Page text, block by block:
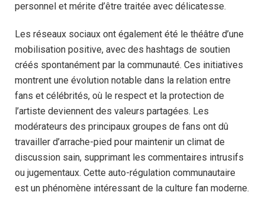
personnel et mérite d’être traitée avec délicatesse.
Les réseaux sociaux ont également été le théâtre d’une
mobilisation positive, avec des hashtags de soutien
créés spontanément par la communauté. Ces initiatives
montrent une évolution notable dans la relation entre
fans et célébrités, où le respect et la protection de
l’artiste deviennent des valeurs partagées. Les
modérateurs des principaux groupes de fans ont dû
travailler d’arrache-pied pour maintenir un climat de
discussion sain, supprimant les commentaires intrusifs
ou jugementaux. Cette auto-régulation communautaire
est un phénomène intéressant de la culture fan moderne.